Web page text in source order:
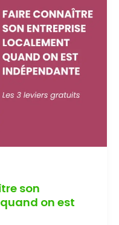
son
on est